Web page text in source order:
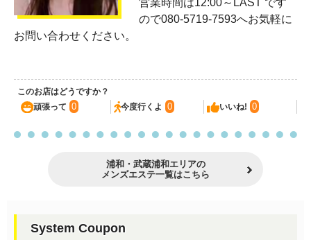
営業時間は12:00～LAST です
ので080-5719-7593へお気軽に
お問い合わせください。
このお店はどうですか？
頑張って 0 今度行くよ 0 いいね! 0
浦和・武蔵浦和エリアの
メンズエステ一覧はこちら
System Coupon